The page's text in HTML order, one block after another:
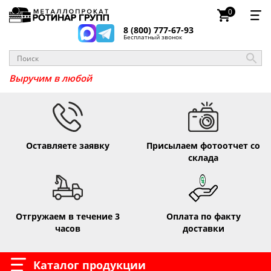
8 (800) 777-67-93
Бесплатный звонок
0
Выручим в любо
Оставляете заявку
Присылаем фотоотчет со
склада
Отгружаем в течение 3
часов
Оплата по факту
доставки
Каталог продукции